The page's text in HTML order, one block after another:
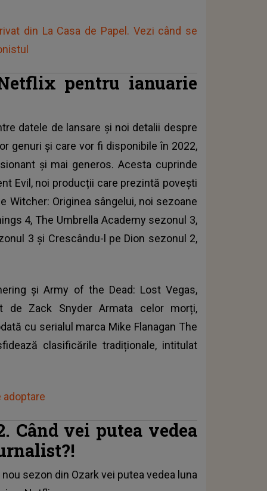
din La Casa de Papel. Vezi când se
pentru ianuarie
datele de lansare și noi detalii despre
genuri și care vor fi disponibile în 2022,
și mai generos. Acesta cuprinde
Evil, noi producții care prezintă povești
Witcher: Originea sângelui, noi sezoane
4, The Umbrella Academy sezonul 3,
3 și Crescându-l pe Dion sezonul 2,
și Army of the Dead: Lost Vegas,
de Zack Snyder Armata celor morți,
cu serialul marca Mike Flanagan The
clasificările tradiționale, intitulat
adoptare
Când vei putea vedea
sezon din Ozark vei putea vedea luna